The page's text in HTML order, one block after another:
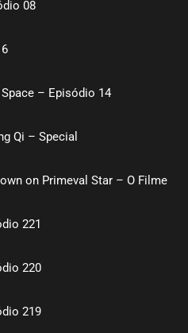
08
– Episódio 14
Qi – Special
on Primeval Star – O Filme
221
220
219